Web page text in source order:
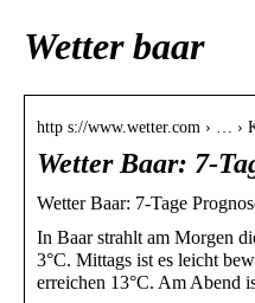
Wetter baar
http s://www.wetter.com › … ›
Wetter Baar: 7-
Wetter Baar: 7-Tage
In Baar strahlt am Morgen
3°C. Mittags ist es leicht
erreichen 13°C. Am Abend